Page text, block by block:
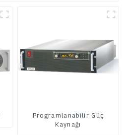
Programlanabilir Güç
Kaynağı